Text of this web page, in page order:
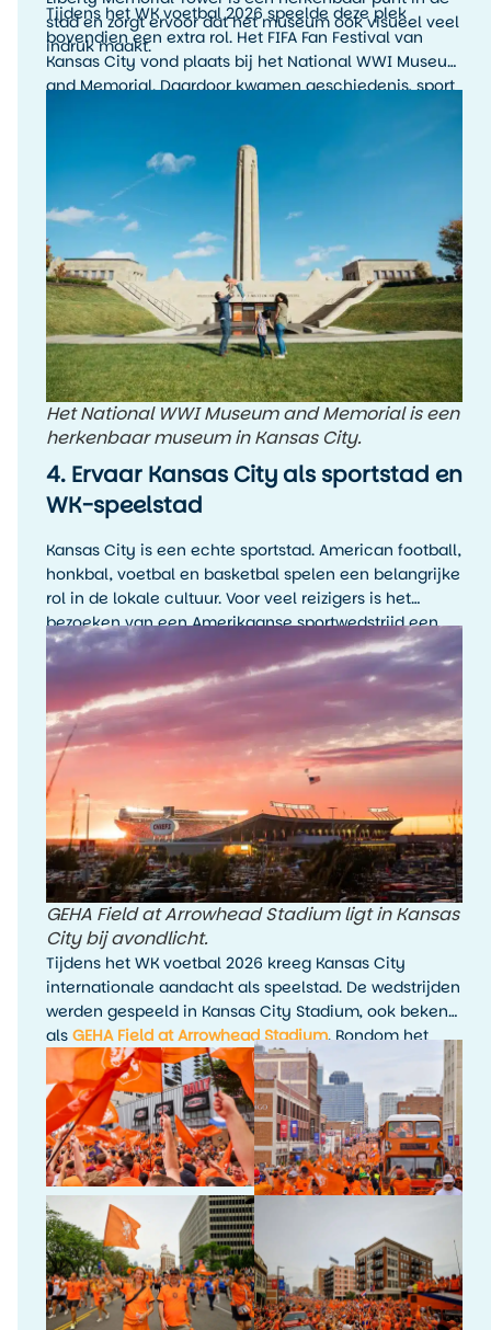
stad en zorgt ervoor dat het museum ook visueel veel
indruk maakt.
Tijdens het WK voetbal 2026 speelde deze plek
bovendien een extra rol. Het FIFA Fan Festival van
Kansas City vond plaats bij het National WWI Museum
and Memorial. Daardoor kwamen geschiedenis, sport
Het National WWI Museum and Memorial is een
herkenbaar museum in Kansas City.
4. Ervaar Kansas City als sportstad en
WK-speelstad
Kansas City is een echte sportstad. American football,
honkbal, voetbal en basketbal spelen een belangrijke
rol in de lokale cultuur. Voor veel reizigers is het
bezoeken van een Amerikaanse sportwedstrijd een
hoogtepunt van de reis, zelfs als je de sport zelf niet
wekelijks volgt.
GEHA Field at Arrowhead Stadium ligt in Kansas
City bij avondlicht.
Tijdens het WK voetbal 2026 kreeg Kansas City
internationale aandacht als speelstad. De wedstrijden
werden gespeeld in Kansas City Stadium, ook bekend
als GEHA Field at Arrowhead Stadium. Rondom het
toernooi waren er fanactiviteiten, kijkfeesten en
evenementen in de stad.